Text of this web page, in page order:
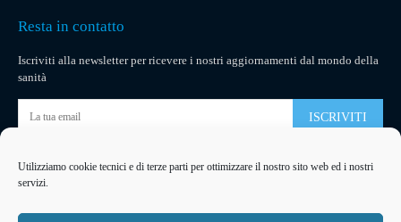
Utilizziamo cookie tecnici e di terze parti per ottimizzare il nostro sito web ed i nostri
servizi.
Resta in contatto
Iscriviti alla newsletter per ricevere i nostri aggiornamenti dal mondo della
sanità
ISCRIVITI
Pubblicità
La tua pubblicità